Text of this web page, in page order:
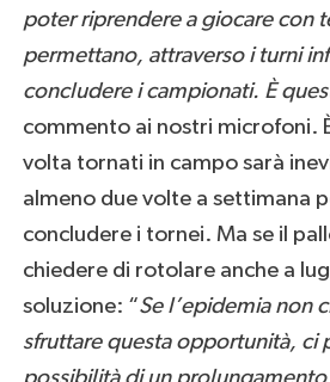
poter riprendere a giocare con
permettano, attraverso i turni
concludere i campionati. È
commento ai nostri microfoni.
volta tornati in campo sarà
almeno due volte a settimana
concludere i tornei. Ma se il
chiedere di rotolare anche a
soluzione: “Se l’epidemia non
sfruttare questa opportunità, ci